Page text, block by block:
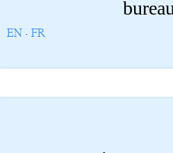
EN · FR